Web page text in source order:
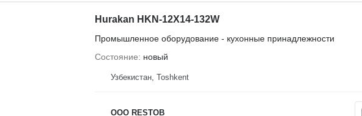
Hurakan HKN-12X14-132W
Промышленное оборудование - кухонные принадлежности
Состояние
новый
Узбекистан, Тоshkent
OOO RESTOB